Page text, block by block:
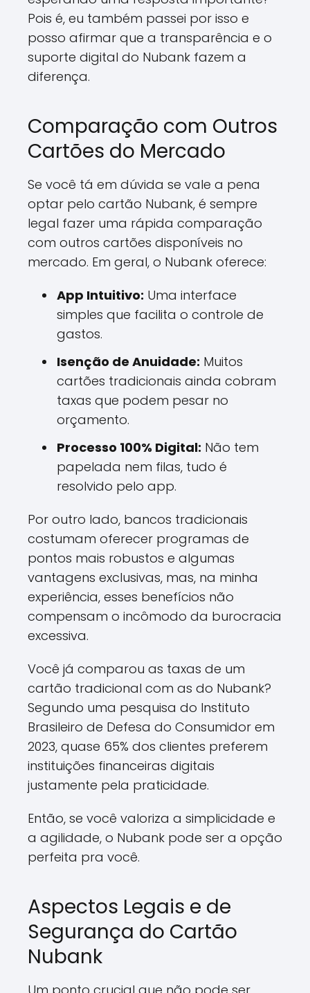
Pois é, eu também passei por isso e
posso afirmar que a transparência e o
suporte digital do Nubank fazem a
diferença.
Comparação com Outros
Cartões do Mercado
Se você tá em dúvida se vale a pena
optar pelo cartão Nubank, é sempre
legal fazer uma rápida comparação
com outros cartões disponíveis no
mercado. Em geral, o Nubank oferece:
App Intuitivo: Uma interface
simples que facilita o controle de
gastos.
Isenção de Anuidade: Muitos
cartões tradicionais ainda cobram
taxas que podem pesar no
orçamento.
Processo 100% Digital: Não tem
papelada nem filas, tudo é
resolvido pelo app.
Por outro lado, bancos tradicionais
costumam oferecer programas de
pontos mais robustos e algumas
vantagens exclusivas, mas, na minha
experiência, esses benefícios não
compensam o incômodo da burocracia
excessiva.
Você já comparou as taxas de um
cartão tradicional com as do Nubank?
Segundo uma pesquisa do Instituto
Brasileiro de Defesa do Consumidor em
2023, quase 65% dos clientes preferem
instituições financeiras digitais
justamente pela praticidade.
Então, se você valoriza a simplicidade e
a agilidade, o Nubank pode ser a opção
perfeita pra você.
Aspectos Legais e de
Segurança do Cartão
Nubank